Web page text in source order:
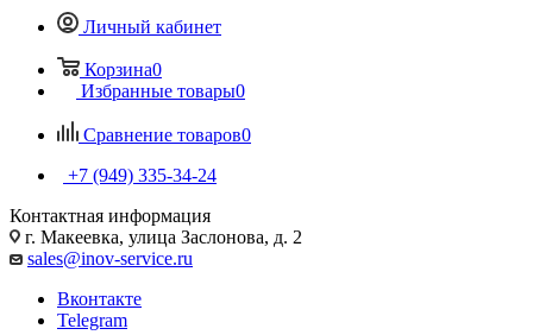
Личный кабинет
Корзина0
Избранные товары0
Сравнение товаров0
+7 (949) 335-34-24
Контактная информация
г. Макеевка, улица Заслонова, д. 2
sales@inov-service.ru
Вконтакте
Telegram